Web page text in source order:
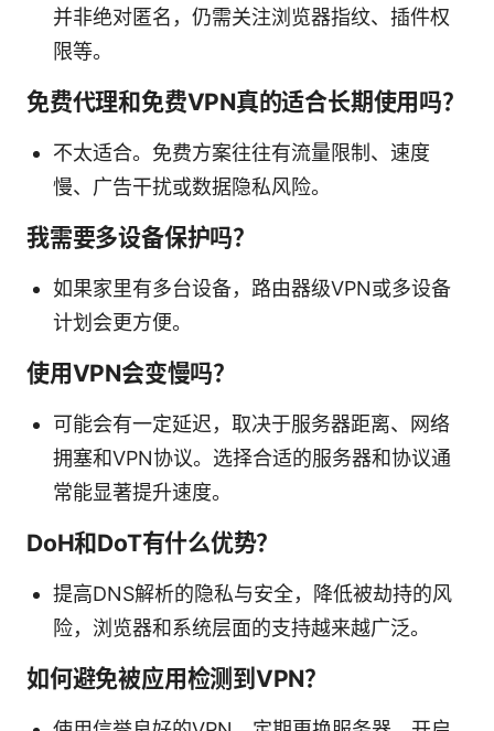
并非绝对匿名，仍需关注浏览器指纹、插件权
限等。
免费代理和免费VPN真的适合长期使用吗？
不太适合。免费方案往往有流量限制、速度
慢、广告干扰或数据隐私风险。
我需要多设备保护吗？
如果家里有多台设备，路由器级VPN或多设备
计划会更方便。
使用VPN会变慢吗？
可能会有一定延迟，取决于服务器距离、网络
拥塞和VPN协议。选择合适的服务器和协议通
常能显著提升速度。
DoH和DoT有什么优势？
提高DNS解析的隐私与安全，降低被劫持的风
险，浏览器和系统层面的支持越来越广泛。
如何避免被应用检测到VPN？